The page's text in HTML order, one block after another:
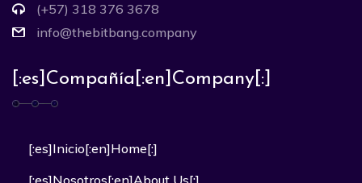
(+57) 318 376 3678
info@thebitbang.company
[:es]Compañía[:en]Company[:]
[:es]Inicio[:en]Home[:]